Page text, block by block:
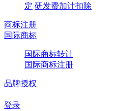
定 研发费加计扣除
商标注册
国际商标
国际商标转让
国际商标注册
品牌授权
登录